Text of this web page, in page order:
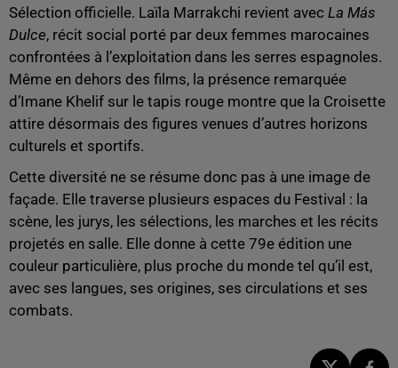
Sélection officielle. Laïla Marrakchi revient avec La Más
Dulce, récit social porté par deux femmes marocaines
confrontées à l’exploitation dans les serres espagnoles.
Même en dehors des films, la présence remarquée
d’Imane Khelif sur le tapis rouge montre que la Croisette
attire désormais des figures venues d’autres horizons
culturels et sportifs.
Cette diversité ne se résume donc pas à une image de
façade. Elle traverse plusieurs espaces du Festival : la
scène, les jurys, les sélections, les marches et les récits
projetés en salle. Elle donne à cette 79e édition une
couleur particulière, plus proche du monde tel qu’il est,
avec ses langues, ses origines, ses circulations et ses
combats.